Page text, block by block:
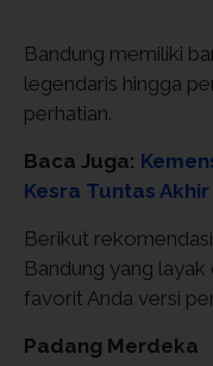
Bandung memiliki
legendaris hingga
perhatian.
Baca Juga:
Kesra Tuntas
Berikut
Bandung yang
favorit Anda versi
Padang Merdeka